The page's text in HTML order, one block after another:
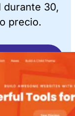
durante 30,
precio.